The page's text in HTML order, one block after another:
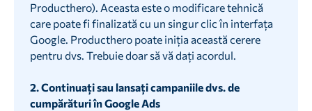
Producthero). Aceasta este o modificare tehnică
care poate fi finalizată cu un singur clic în interfața
Google. Producthero poate iniția această cerere
pentru dvs. Trebuie doar să vă dați acordul.
2. Continuați sau lansați campaniile dvs. de
cumpărături în Google Ads